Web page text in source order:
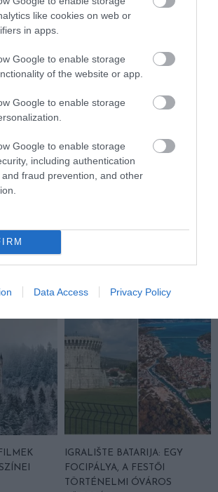
like cookies on web or
in apps.
Google to enable storage
of the website or app.
Google to enable storage
Google to enable storage
including authentication
fraud prevention, and other
Data Access Privacy Policy
2024-12-13
IS
IGRALIŠTE BATARIJA: EGY
FOCIPÁLYA, A FESTŐI
TÖRTÉNELMI ÓVÁROS